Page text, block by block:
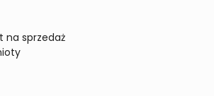
na sprzedaż